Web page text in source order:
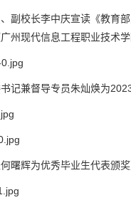
副校长李中庆宣读《教育
州现代信息工程职业技术
书记兼督导专员朱灿焕为
何曙辉为优秀毕业生代表颁奖